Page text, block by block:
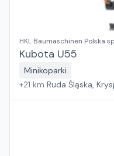
HKL Baumaschinen Polska
Kubota U55
Minikoparki
+21 km Ruda Śląska,